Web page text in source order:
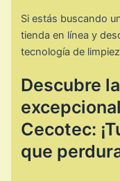
Si estás buscando
tienda en línea y
tecnología de
Descubre
Cecotec:
que